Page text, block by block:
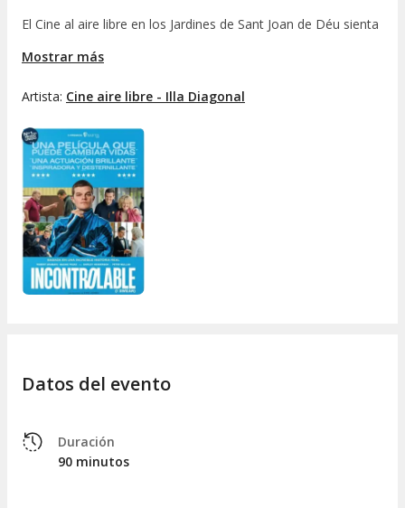
El Cine al aire libre en los Jardines de Sant Joan de Déu sienta
Mostrar más
Artista: Cine aire libre - Illa Diagonal
Datos del evento
Duración
90 minutos